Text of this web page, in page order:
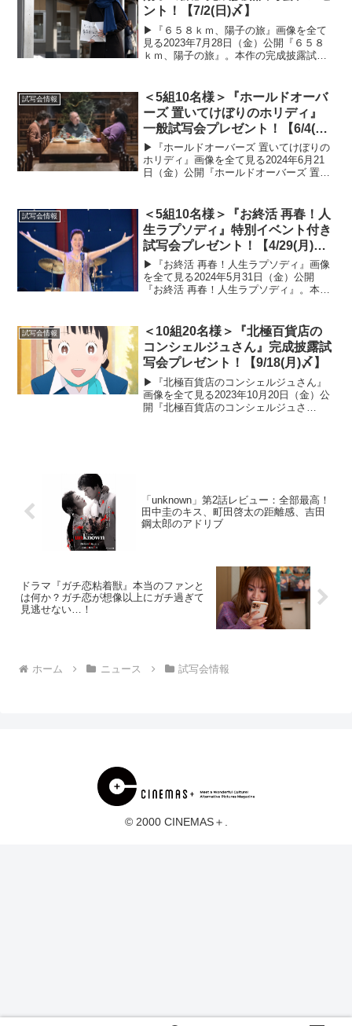
ント！【7/2(日)〆】
▶︎『６５８ｋｍ、陽子の旅』画像を全て
見る2023年7月28日（金）公開『６５８
ｋｍ、陽子の旅』。本作の完成披露試写
くご確認のうえ、ぜひご応募ください。
完成披露試写...
試写会情報
＜5組10名様＞『ホールドオーバ
ーズ 置いてけぼりのホリディ』
一般試写会プレゼント！【6/4(火)
〆】
▶︎『ホールドオーバーズ 置いてけぼりの
ホリディ』画像を全て見る2024年6月21
日（金）公開『ホールドオーバーズ 置い
す！以下の応募概要と注意事項をよくご
確認のうえ...
試写会情報
＜5組10名様＞『お終活 再春！人
生ラプソディ』特別イベント付き
試写会プレゼント！【4/29(月)
〆】
▶︎『お終活 再春！人生ラプソディ』画像
を全て見る2024年5月31日（金）公開
『お終活 再春！人生ラプソディ』。本作
をよくご確認のうえ、ぜひご応募くださ
い。試写会...
試写会情報
＜10組20名様＞『北極百貨店の
コンシェルジュさん』完成披露試
写会プレゼント！【9/18(月)〆】
▶︎『北極百貨店のコンシェルジュさん』
画像を全て見る2023年10月20日（金）公
開『北極百貨店のコンシェルジュさ
「unknown」第2話レビュー：全部最高！
田中圭のキス、町田啓太の距離感、吉田
鋼太郎のアドリブ
ドラマ『ガチ恋粘着獣』本当のファンと
は何か？ガチ恋が想像以上にガチ過ぎて
見逃せない…！
ホーム ニュース 試写会情報
© 2000 CINEMAS＋.